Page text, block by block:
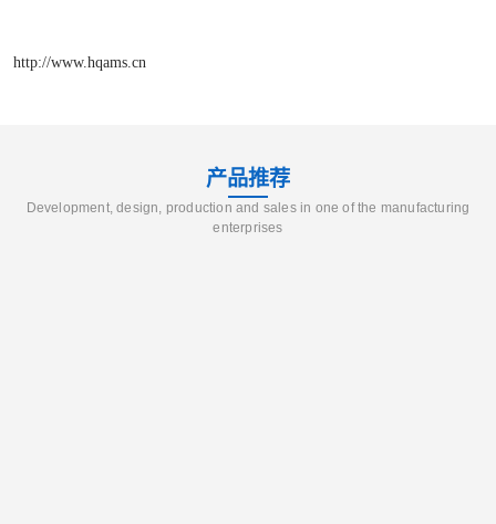
http://www.hqams.cn
产品推荐
Development, design, production and sales in one of the manufacturing
enterprises